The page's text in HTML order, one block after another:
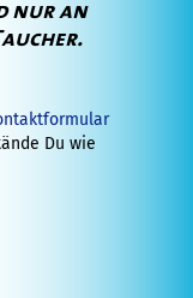
nur an
Du wie